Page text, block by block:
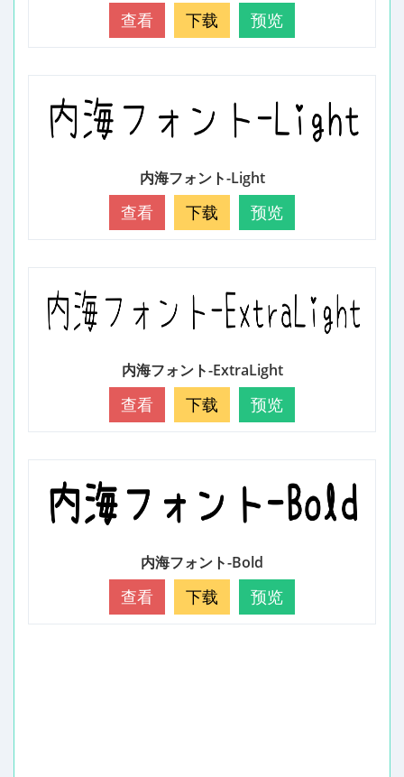
查看 下载 预览
内海フォント-Light
查看 下载 预览
内海フォント-ExtraLight
查看 下载 预览
内海フォント-Bold
查看 下载 预览